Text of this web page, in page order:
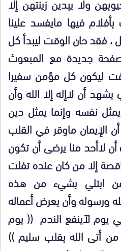
فيها مايفسد علينا
، فقد حان الوقت ليبدأ كل
جديدة مع المبعوث
ليكون كل مؤمن سفيرا
أن لاإله إلا الله وأن
نفسه وإنما يمثل دين
الإيمان ماوقر في القلب
لاأحد منا يرضى أن تكون
إلا من كان عنده تفلت
ابتلي بشيء من هذه
ورسوله وأن يعرض أعماله
يوم لآينفع الندم (( يوم
من أتى الله بقلب سليم ))